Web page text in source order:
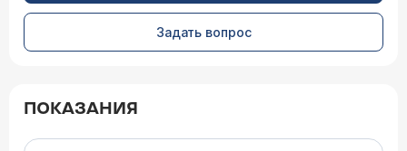
Задать вопрос
ПОКАЗАНИЯ